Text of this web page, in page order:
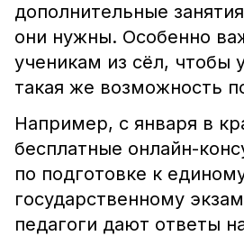
дополнительные
они нужны. Особенно
ученикам из сёл, чтобы
такая же возможность
Например, с января в
бесплатные онлайн-
по подготовке к
государственному
педагоги дают ответы